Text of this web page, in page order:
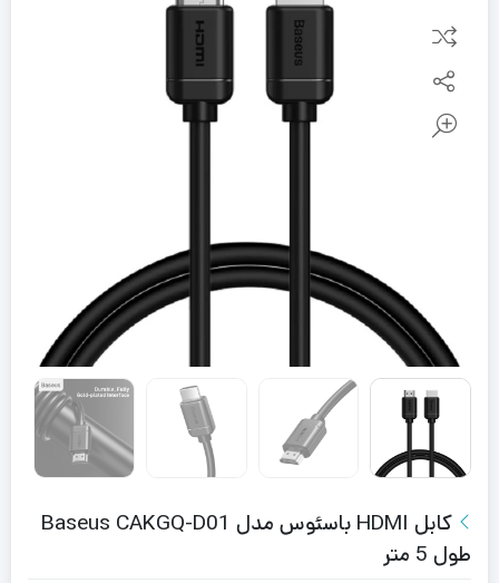
کابل HDMI باسئوس مدل Baseus CAKGQ-D01
طول 5 متر